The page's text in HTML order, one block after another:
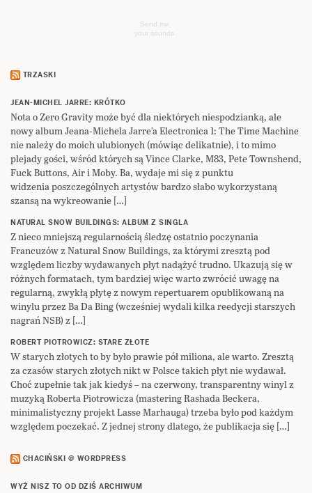
Send me
your sounds
TRZASKI
JEAN-MICHEL JARRE: KRÓTKO
Nota o Zero Gravity może być dla niektórych niespodzianką, ale
nowy album Jeana-Michela Jarre’a Electronica 1: The Time Machine
nie należy do moich ulubionych (mówiąc delikatnie), i to mimo
plejady gości, wśród których są Vince Clarke, M83, Pete Townshend,
Fuck Buttons, Air i Moby. Ba, wydaje mi się z punktu
widzenia poszczególnych artystów bardzo słabo wykorzystaną
szansą na wykreowanie […]
NATURAL SNOW BUILDINGS: ALBUM Z SINGLA
Z nieco mniejszą regularnością śledzę ostatnio poczynania
Francuzów z Natural Snow Buildings, za którymi zresztą pod
względem liczby wydawanych płyt nadążyć trudno. Ukazują się w
różnych formatach, tym bardziej więc warto zwrócić uwagę na
regularną, zwykłą płytę z nowym repertuarem opublikowaną na
winylu przez Ba Da Bing (wcześniej wydali kilka reedycji starszych
nagrań NSB) z […]
ROBERT PIOTROWICZ: STARE ZŁOTE
W starych złotych to by było prawie pół miliona, ale warto. Zresztą
za czasów starych złotych nikt w Polsce takich płyt nie wydawał.
Choć zupełnie tak jak kiedyś – na czerwony, transparentny winyl z
muzyką Roberta Piotrowicza (mastering Rashada Beckera,
minimalistyczny projekt Lasse Marhauga) trzeba było pod każdym
względem poczekać. Z jednej strony dlatego, że publikacja się […]
CHACIŃSKI @ WORDPRESS
WYŻ NISZ TO OD DZIŚ ARCHIWUM